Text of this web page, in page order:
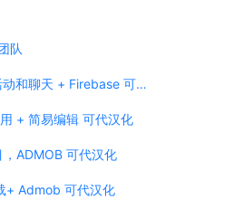
队
近店1.2.2版 实时优惠、活动和聊天 + Firebase 可代汉化
+ 简易编辑 可代汉化
ADMOB 可代汉化
+ Admob 可代汉化